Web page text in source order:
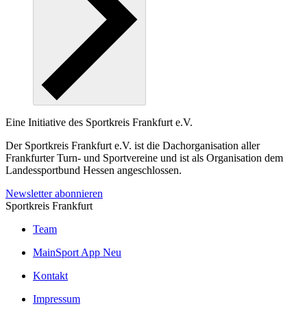
Eine Initiative des Sportkreis Frankfurt e.V.
Der Sportkreis Frankfurt e.V. ist die Dachorganisation aller
Frankfurter Turn- und Sportvereine und ist als Organisation dem
Landessportbund Hessen angeschlossen.
Newsletter abonnieren
Sportkreis Frankfurt
Team
MainSport App Neu
Kontakt
Impressum